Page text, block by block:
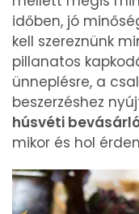
időben, jó
kell szereznünk
pillanatos
ünneplésre, a
beszerzéshez
húsvéti
mikor és hol